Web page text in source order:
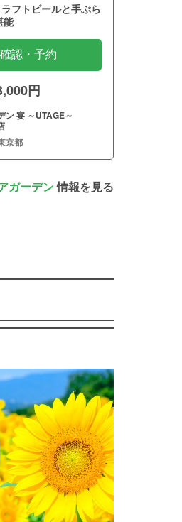
フトビールと手ぶら
能
認・予約
円
ン 宴 ～UTAGE～
京都
ガーデン情報を見る